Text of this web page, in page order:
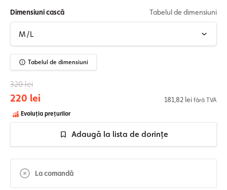
Dimensiuni cască Tabelul de dimensiuni
Tabelul de dimensiuni
320 lei
220 lei 181,82 lei fără TVA
Evoluția prețurilor
Adaugă la lista de dorințe
La comandă